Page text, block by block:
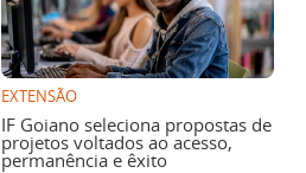
EXTENSÃO
IF Goiano seleciona propostas de
projetos voltados ao acesso,
permanência e êxito